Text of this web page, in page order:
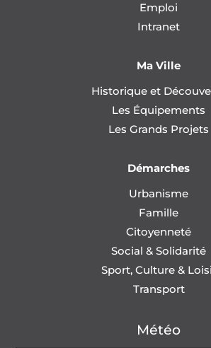
Emploi
Intranet
Ma Ville
Historique et
Les Équipements
Les Grands Projets
Démarches
Urbanisme
Famille
Citoyenneté
Social & Solidarité
Sport, Culture &
Transport
Météo